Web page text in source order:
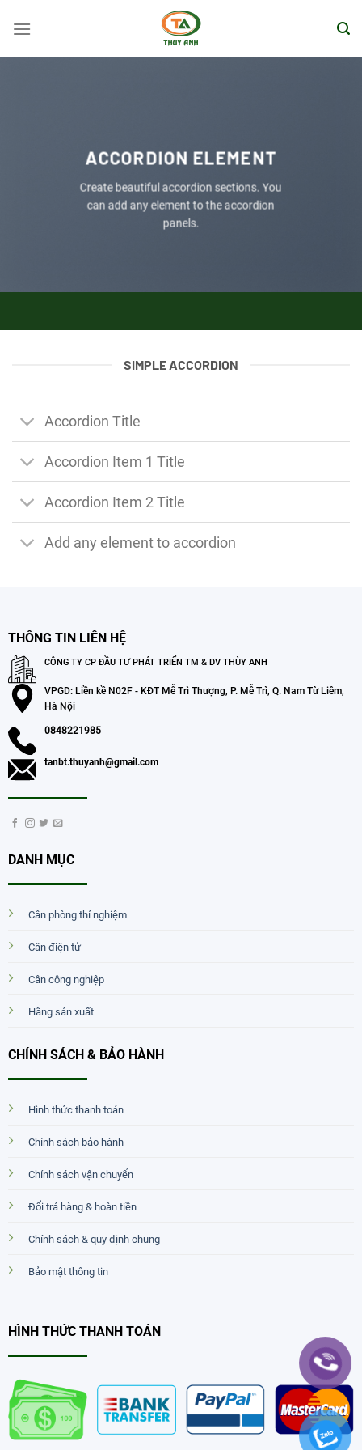
qua
ACCORDION ELEMENT
Create beautiful accordion sections. You
can add any element to the accordion
panels.
SIMPLE ACCORDION
Accordion Title
Accordion Item 1 Title
Accordion Item 2 Title
Add any element to accordion
THÔNG TIN LIÊN HỆ
CÔNG TY CP ĐẦU TƯ PHÁT TRIỂN TM & DV THÙY ANH
VPGD: Liền kề N02F - KĐT Mễ Trì Thượng, P. Mễ Trì, Q. Nam Từ Liêm,
Hà Nội
0848221985
tanbt.thuyanh@gmail.com
DANH MỤC
Cân phòng thí nghiệm
Cân điện tử
Cân công nghiệp
Hãng sản xuất
CHÍNH SÁCH & BẢO HÀNH
Hình thức thanh toán
Chính sách bảo hành
Chính sách vận chuyển
Đổi trả hàng & hoàn tiền
Chính sách & quy định chung
Bảo mật thông tin
HÌNH THỨC THANH TOÁN